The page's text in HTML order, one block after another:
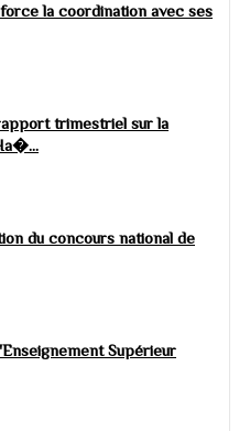
la coordination avec ses
trimestriel sur la
du concours national de
Supérieur